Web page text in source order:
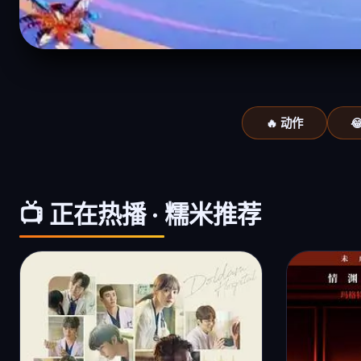
🔥 动作
📺 正在热播 · 糯米推荐